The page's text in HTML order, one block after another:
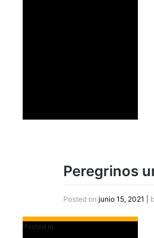
Peregrinos
Posted on junio 15, 2021
Posted in